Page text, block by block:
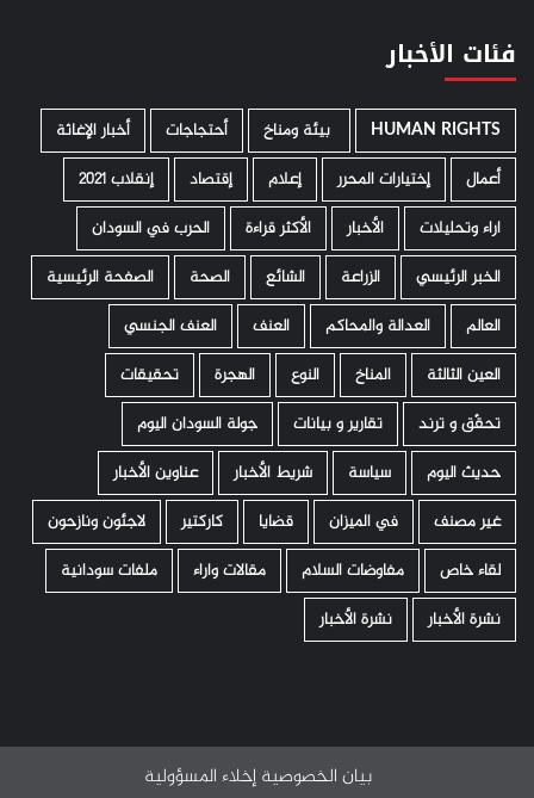
فئات الأخبار
HUMAN RIGHTS ­ بيئة ومناخ أحتجاجات
أخبار الإغاثة
أعمال
إختيارات المحرر إعلام إقتصاد
إنقلاب 2021
اراء وتحليلات
الأخبار الأكثر قراءة
الحرب في السودان
الخبر الرئيسي
الزراعة الشائع الصحة
الصفحة الرئيسية
العالم
العدالة والمحاكم العنف
العنف الجنسي
العين الثالثة
المناخ النوع الهجرة
تحقيقات
تحقّق و ترند
تقارير و بيانات
جولة السودان اليوم
حديث اليوم
سياسة شريط الأخبار
عناوين الأخبار
غير مصنف
في الميزان قضايا كاركتير
لاجئون ونازحون
لقاء خاص
مفاوضات السلام مقالات واراء
ملفات سودانية
نشرة الأخبار
نشرة الأخبار
بيان الخصوصية إخلاء المسؤولية